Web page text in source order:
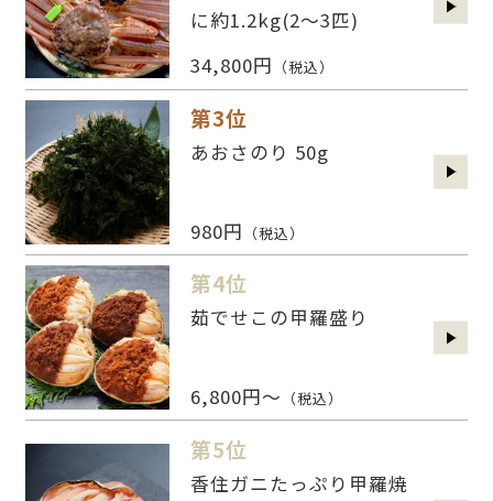
に約1.2kg(2〜3匹)
34,800円 （税込）
第3位
あおさのり 50g
980円 （税込）
第4位
茹でせこの甲羅盛り
6,800円～ （税込）
第5位
香住ガニたっぷり甲羅焼